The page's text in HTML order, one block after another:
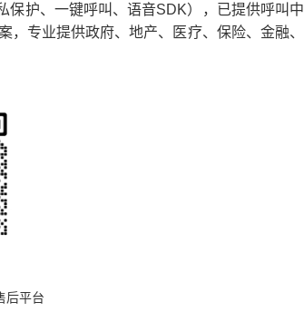
保护、一键呼叫、语音SDK），已提供呼叫中
专业提供政府、地产、医疗、保险、金融、
后平台